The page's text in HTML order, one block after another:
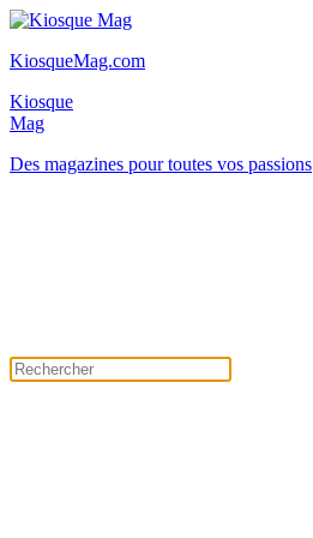
KiosqueMag.com
Kiosque
Mag
Des magazines pour toutes vos passions